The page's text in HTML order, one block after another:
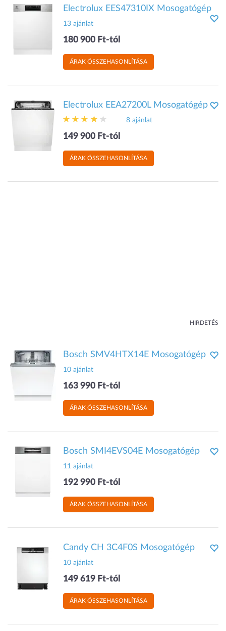
Electrolux EES47310IX Mosogatógép
13 ajánlat
180 900 Ft-tól
ÁRAK ÖSSZEHASONLÍTÁSA
Electrolux EEA27200L Mosogatógép
8 ajánlat
149 900 Ft-tól
ÁRAK ÖSSZEHASONLÍTÁSA
HIRDETÉS
Bosch SMV4HTX14E Mosogatógép
10 ajánlat
163 990 Ft-tól
ÁRAK ÖSSZEHASONLÍTÁSA
Bosch SMI4EVS04E Mosogatógép
11 ajánlat
192 990 Ft-tól
ÁRAK ÖSSZEHASONLÍTÁSA
Candy CH 3C4F0S Mosogatógép
10 ajánlat
149 619 Ft-tól
ÁRAK ÖSSZEHASONLÍTÁSA